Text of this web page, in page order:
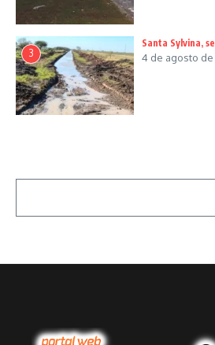
3
Santa Sylvina,
4 de agosto de